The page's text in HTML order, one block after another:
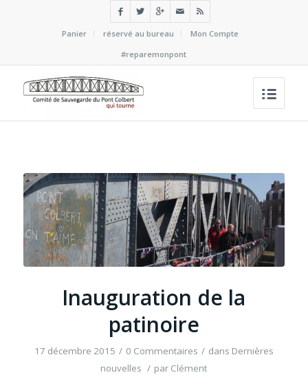
Panier réservé au bureau
Mon Compte
#reparemonpont
Inauguration de la
patinoire
17 décembre 2015 / 0 Commentaires / dans Dernières
nouvelles / par Clément